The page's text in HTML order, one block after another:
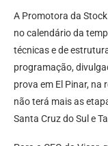
A Promotora da
no calendário da
técnicas e de
programação,
prova em El Pinar,
não terá mais as
Santa Cruz do Sul e